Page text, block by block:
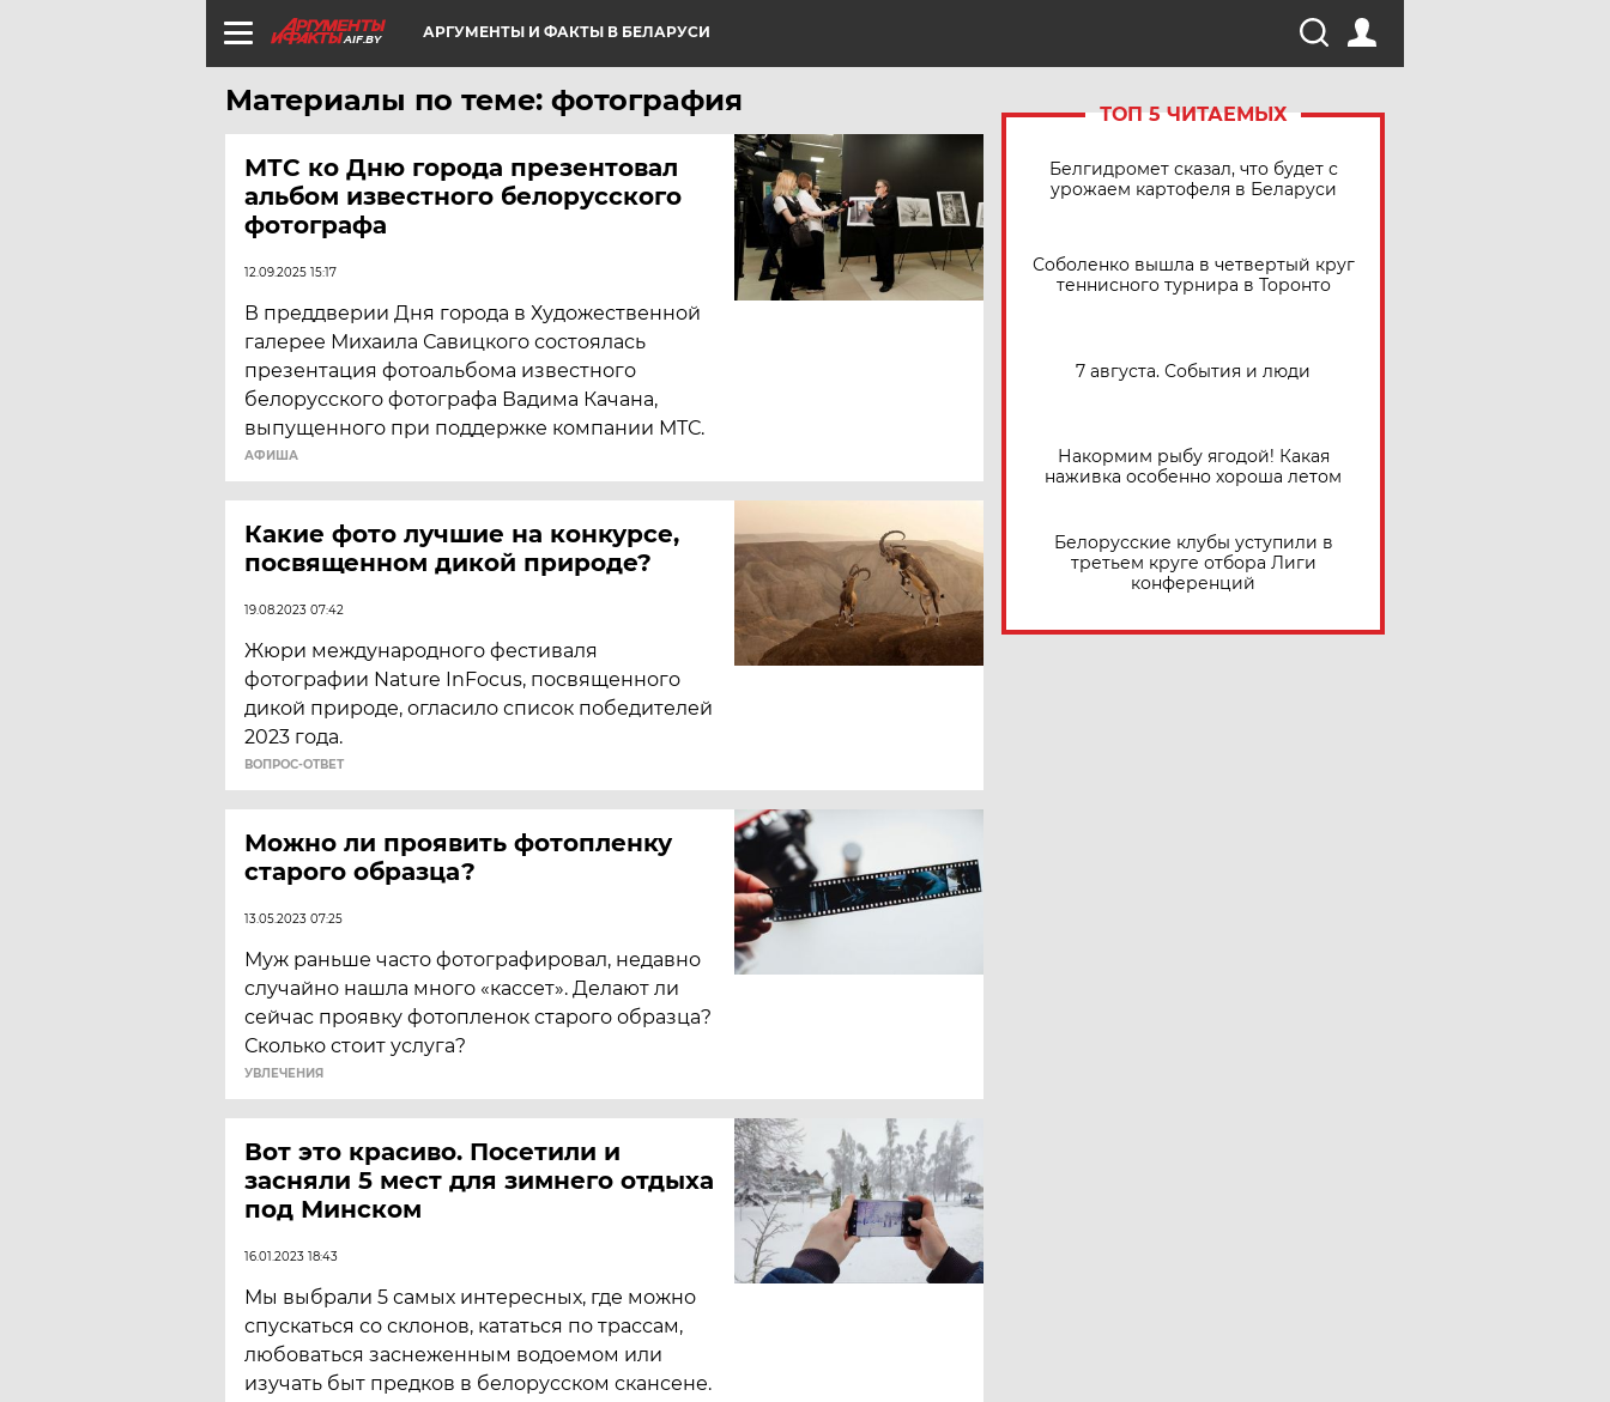
AIF.BY АРГУМЕНТЫ И ФАКТЫ В БЕЛАРУСИ
Материалы по теме: фотография
МТС ко Дню города презентовал
альбом известного белорусского
фотографа
12.09.2025 15:17
​В преддверии Дня города в Художественной
галерее Михаила Савицкого состоялась
презентация фотоальбома известного
белорусского фотографа Вадима Качана,
выпущенного при поддержке компании МТС.
АФИША
Какие фото лучшие на конкурсе,
посвященном дикой природе?
19.08.2023 07:42
Жюри международного фестиваля
фотографии Nature InFocus, посвященного
дикой природе, огласило список победителей
2023 года.
ВОПРОС-ОТВЕТ
Можно ли проявить фотопленку
старого образца?
13.05.2023 07:25
Муж раньше часто фотографировал, недавно
случайно нашла много «кассет». Делают ли
сейчас проявку фотопленок старого образца?
Сколько стоит услуга?
УВЛЕЧЕНИЯ
Вот это красиво. Посетили и
засняли 5 мест для зимнего отдыха
под Минском
16.01.2023 18:43
Мы выбрали 5 самых интересных, где можно
спускаться со склонов, кататься по трассам,
любоваться заснеженным водоемом или
изучать быт предков в белорусском скансене.
ТОП 5 ЧИТАЕМЫХ
Белгидромет сказал, что будет с
урожаем картофеля в Беларуси
Соболенко вышла в четвертый круг
теннисного турнира в Торонто
7 августа. События и люди
Накормим рыбу ягодой! Какая
наживка особенно хороша летом
Белорусские клубы уступили в
третьем круге отбора Лиги
конференций